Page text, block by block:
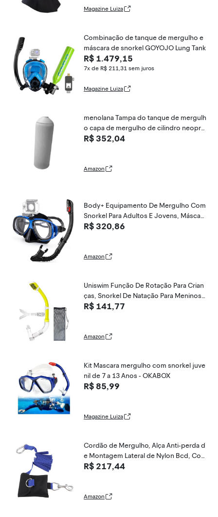
Magazine Luiza
Combinação de tanque de mergulho e
máscara de snorkel GOYOJO Lung Tank
R$ 1.479,15
7x de R$ 211,31 sem juros
Magazine Luiza
menolana Tampa do tanque de mergulh
o capa de mergulho de cilindro neopre
ne profissional leve fácil de instalar ace
R$ 352,04
Amazon
Body+ Equipamento De Mergulho Com
Snorkel Para Adultos E Jovens, Máscara
De Mergulho Antiembaçante Para Miopi
rgulho Livre (Az
R$ 320,86
Amazon
Uniswim Função De Rotação Para Crian
ças, Snorkel De Natação Para Meninos
E Meninas, Snorkel Frontal Para Treinam
adadores
R$ 141,77
Amazon
Kit Mascara mergulho com snorkel juve
nil de 7 a 13 Anos - OKABOX
R$ 85,99
Magazine Luiza
Cordão de Mergulho, Alça Anti-perda d
e Montagem Lateral de Nylon Bcd, Cor
da de Segurança Subaquática para Parc
R$ 217,44
Amazon